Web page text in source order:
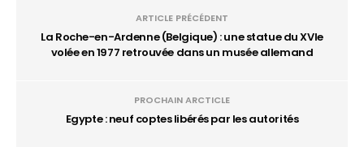
ARTICLE PRÉCÉDENT
La Roche-en-Ardenne (Belgique) : une statue du XVIe
volée en 1977 retrouvée dans un musée allemand
PROCHAIN ARCTICLE
Egypte : neuf coptes libérés par les autorités